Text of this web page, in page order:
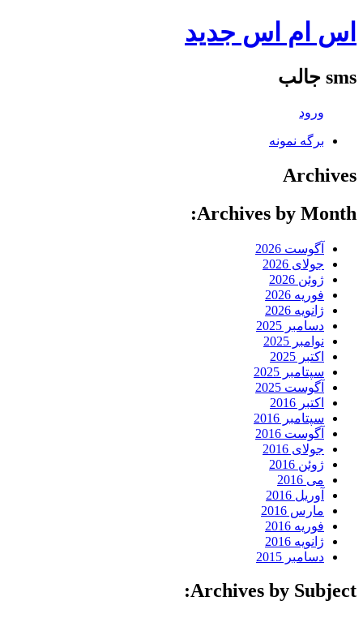
اس ام اس جدید
sms جالب
ورود
برگه نمونه
Archives
Archives by Month:
آگوست 2026
جولای 2026
ژوئن 2026
فوریه 2026
ژانویه 2026
دسامبر 2025
نوامبر 2025
اکتبر 2025
سپتامبر 2025
آگوست 2025
اکتبر 2016
سپتامبر 2016
آگوست 2016
جولای 2016
ژوئن 2016
می 2016
آوریل 2016
مارس 2016
فوریه 2016
ژانویه 2016
دسامبر 2015
Archives by Subject: